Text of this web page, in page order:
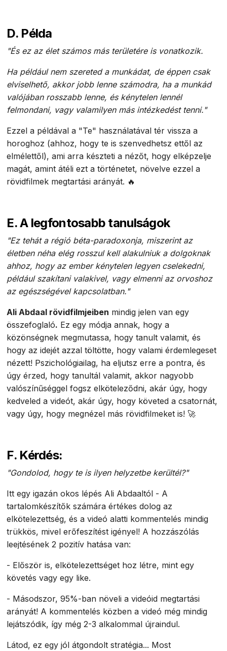
D. Példa
"És ez az élet számos más területére is vonatkozik.
Ha például nem szereted a munkádat, de éppen csak
elviselhető, akkor jobb lenne számodra, ha a munkád
valójában rosszabb lenne, és kénytelen lennél
felmondani, vagy valamilyen más intézkedést tenni."
Ezzel a példával a "Te" használatával tér vissza a
horoghoz (ahhoz, hogy te is szenvedhetsz ettől az
elmélettől), ami arra készteti a nézőt, hogy elképzelje
magát, amint átéli ezt a történetet, növelve ezzel a
rövidfilmek megtartási arányát. 🔥
E. A legfontosabb tanulságok
"Ez tehát a régió béta-paradoxonja, miszerint az
életben néha elég rosszul kell alakulniuk a dolgoknak
ahhoz, hogy az ember kénytelen legyen cselekedni,
például szakítani valakivel, vagy elmenni az orvoshoz
az egészségével kapcsolatban."
Ali Abdaal rövidfilmjeiben mindig jelen van egy
összefoglaló. Ez egy módja annak, hogy a
közönségnek megmutassa, hogy tanult valamit, és
hogy az idejét azzal töltötte, hogy valami érdemlegeset
nézett! Pszichológiailag, ha eljutsz erre a pontra, és
úgy érzed, hogy tanultál valamit, akkor nagyobb
valószínűséggel fogsz elköteleződni, akár úgy, hogy
kedveled a videót, akár úgy, hogy követed a csatornát,
vagy úgy, hogy megnézel más rövidfilmeket is! 🚀
F. Kérdés:
"Gondolod, hogy te is ilyen helyzetbe kerültél?"
Itt egy igazán okos lépés Ali Abdaaltól - A
tartalomkészítők számára értékes dolog az
elkötelezettség, és a videó alatti kommentelés mindig
trükkös, mivel erőfeszítést igényel! A hozzászólás
leejtésének 2 pozitív hatása van:
- Először is, elkötelezettséget hoz létre, mint egy
követés vagy egy like.
- Másodszor, 95%-ban növeli a videóid megtartási
arányát! A kommentelés közben a videó még mindig
lejátszódik, így még 2-3 alkalommal újraindul.
Látod, ez egy jól átgondolt stratégia... Most